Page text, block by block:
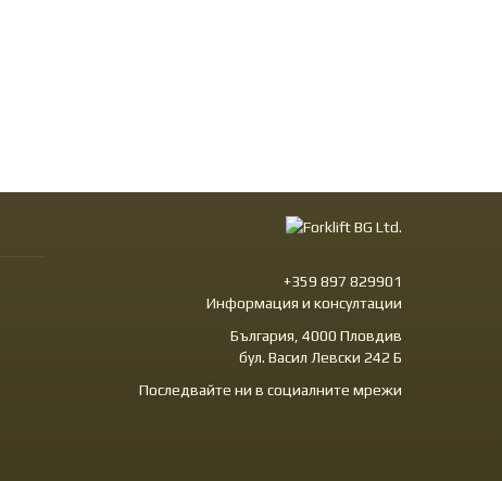
+359 897 829901
Информация и консултации
България, 4000 Пловдив
бул. Васил Левски 242 Б
Последвайте ни в социалните мрежи